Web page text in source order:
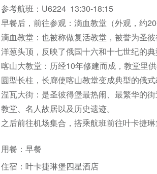
参考航班：U6224  13:30-18:15
早餐后，前往参观：滴血教堂（外观，约
滴血教堂：也被称做复活教堂，被誉为圣
洋葱头顶，反映了俄国十六和十七世纪的
喀山大教堂：历经10年修建而成，教堂里
圆型长柱，长廊使喀山教堂变成典型的俄
涅瓦大街：是圣彼得堡最热闹、最繁华的
教堂、名人故居以及历史遗迹。
之后前往机场集合，搭乘航班前往叶卡捷
用餐：早餐
住宿：叶卡捷琳堡四星酒店